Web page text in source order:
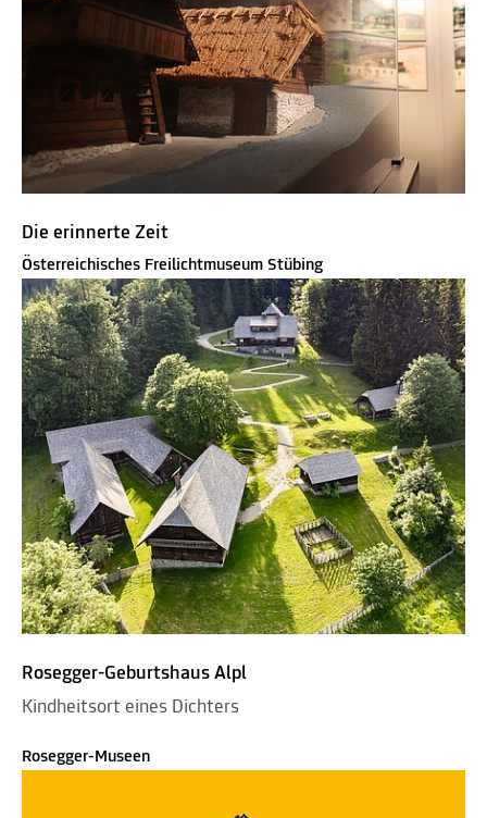
Die erinnerte Zeit
Österreichisches Freilichtmuseum Stübing
Rosegger-Geburtshaus Alpl
Kindheitsort eines Dichters
Rosegger-Museen